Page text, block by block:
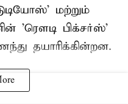
மற்றும்
'ரௌடி பிக்சர்ஸ்'
தயாரிக்கின்றன.